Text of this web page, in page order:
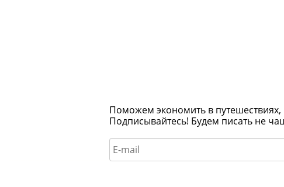
Поможем экономить в путешествиях,
Подписывайтесь! Будем писать не